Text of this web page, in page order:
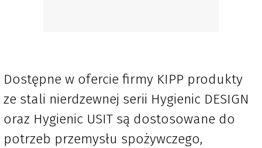
Dostępne w ofercie firmy KIPP produkty
ze stali nierdzewnej serii Hygienic DESIGN
oraz Hygienic USIT są dostosowane do
potrzeb przemysłu spożywczego,